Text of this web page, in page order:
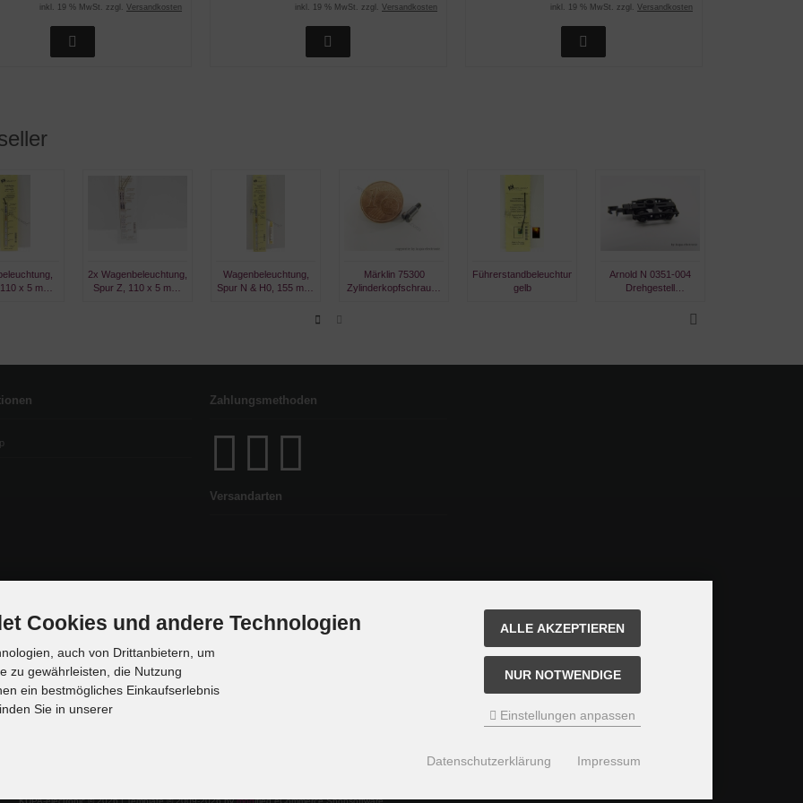
inkl. 19 % MwSt. zzgl. Versandkosten inkl. 19 % MwSt. zzgl. Versandkosten
inkl. 19 % MwSt. zzgl. Versandkosten
x 5 mm,
2x Wagenbeleuchtung,
Spur Z, 110 x 5 mm,
Wagenbeleuchtung,
Spur N & H0, 155 mm,
Märklin 75300
Zylinderkopfschraube
Führerstandbeleuchtung
gelb
Arnold N 0351-004
Drehgestell
Zahlungsmethoden
Versandarten
Cookies und andere Technologien
auch von Drittanbietern, um
zu gewährleisten, die Nutzung
ein bestmögliches Einkaufserlebnis
Sie in unserer
ALLE AKZEPTIEREN
NUR NOTWENDIGE
Einstellungen anpassen
Datenschutzerklärung Impressum